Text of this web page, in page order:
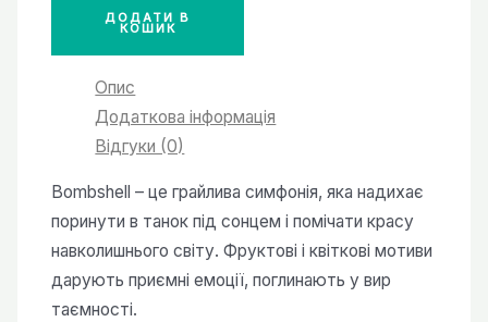
аромату
VICTORIA'S
SECRET
кількість
ДОДАТИ В
КОШИК
Опис
Додаткова інформація
Відгуки (0)
Bombshell – це грайлива симфонія, яка надихає
поринути в танок під сонцем і помічати красу
навколишнього світу. Фруктові і квіткові мотиви
дарують приємні емоції, поглинають у вир
таємності.